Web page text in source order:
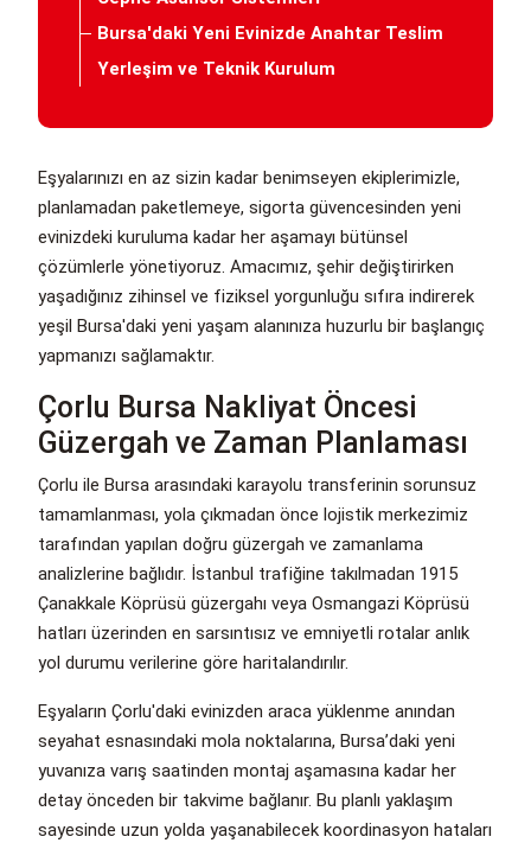
Bursa'daki Yeni Evinizde Anahtar Teslim
Yerleşim ve Teknik Kurulum
Eşyalarınızı en az sizin kadar benimseyen ekiplerimizle,
planlamadan paketlemeye, sigorta güvencesinden yeni
evinizdeki kuruluma kadar her aşamayı bütünsel
çözümlerle yönetiyoruz. Amacımız, şehir değiştirirken
yaşadığınız zihinsel ve fiziksel yorgunluğu sıfıra indirerek
yeşil Bursa'daki yeni yaşam alanınıza huzurlu bir başlangıç
yapmanızı sağlamaktır.
Çorlu Bursa Nakliyat Öncesi
Güzergah ve Zaman Planlaması
Çorlu ile Bursa arasındaki karayolu transferinin sorunsuz
tamamlanması, yola çıkmadan önce lojistik merkezimiz
tarafından yapılan doğru güzergah ve zamanlama
analizlerine bağlıdır. İstanbul trafiğine takılmadan 1915
Çanakkale Köprüsü güzergahı veya Osmangazi Köprüsü
hatları üzerinden en sarsıntısız ve emniyetli rotalar anlık
yol durumu verilerine göre haritalandırılır.
Eşyaların Çorlu'daki evinizden araca yüklenme anından
seyahat esnasındaki mola noktalarına, Bursa’daki yeni
yuvanıza varış saatinden montaj aşamasına kadar her
detay önceden bir takvime bağlanır. Bu planlı yaklaşım
sayesinde uzun yolda yaşanabilecek koordinasyon hataları